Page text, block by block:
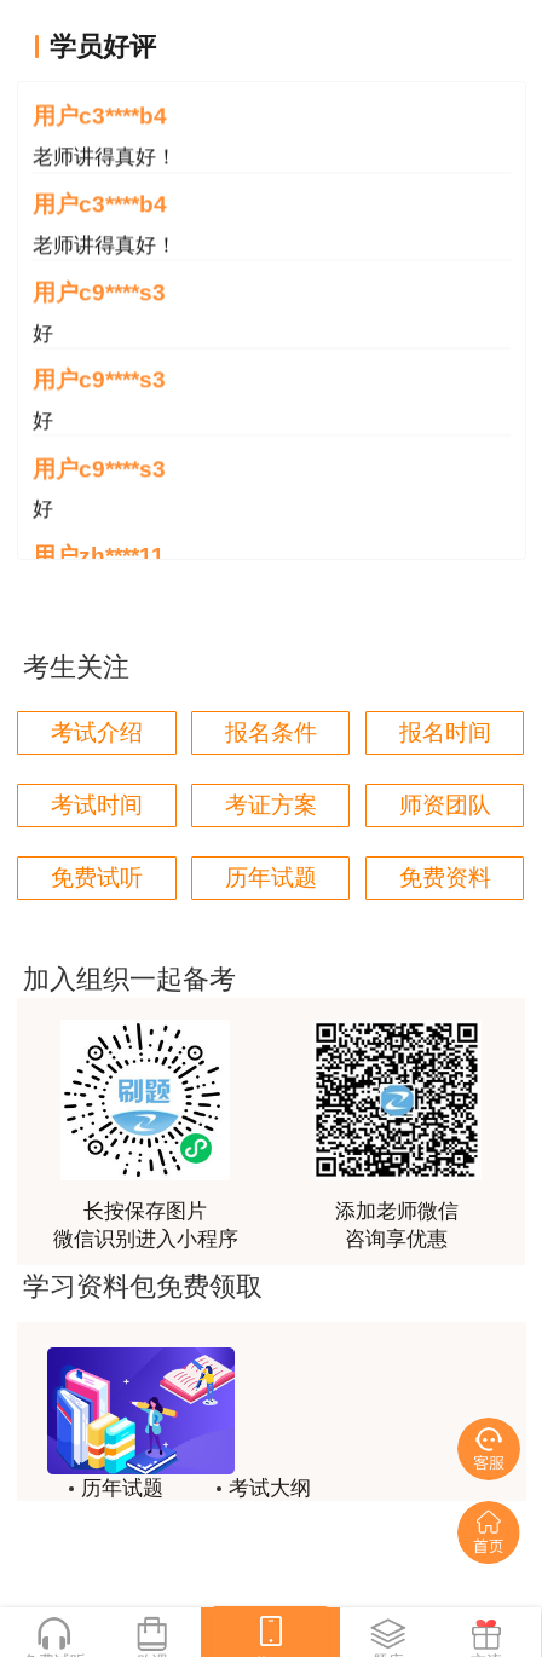
学员好评
用户c3****b4
用户c3****b4
老师讲得真好！
用户c3****b4
老师讲得真好！
用户c9****s3
好
用户c9****s3
好
用户c9****s3
好
用户zh****11
用户zh****87
贾老师讲的太好了，题库、资料还多
用户zh****94
老师们讲的很好，通俗易懂，对小白很友好
建筑专业跟网校过了，今年考其他安全，还是选择网
用户m6****57
用户da****ng
生产技术今年的教学比起去年，在实例的列举上更丰
富生动。
用户m3****68
课程清晰易懂，便于记忆，老师重难点讲解也很清晰
用户we****66
跟着老师学习理解的特别快，比自己学习容易多了
用户m0****66
贾老师讲的很有水平，这次考过全靠他了
用户m0****68
贾老师一如既往的稳
回顾整个学习过程，我收获的不仅是证书和技能，更
网课像一位循循善诱的引路人，让我相信只要选对方
法、坚持行动，每个人都能突破自己的天花板，真心
考生关注
考试介绍 报名条件 报名时间
考试时间 考证方案 师资团队
免费试听 历年试题 免费资料
加入组织一起备考
长按保存图片
微信识别进入小程序
添加老师微信
咨询享优惠
学习资料包免费领取
历年试题
考试大纲